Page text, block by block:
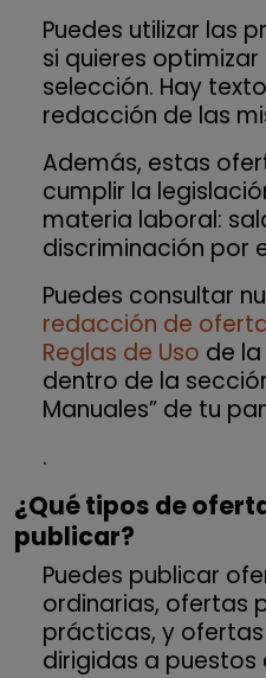
Puedes utilizar las
si quieres
selección. Hay
redacción de las
Además, estas
cumplir la
materia laboral:
discriminación por
Puedes consultar
redacción de
Reglas de Uso de
dentro de la
Manuales” de tu
.
¿Qué tipos de
publicar?
Puedes publicar
ordinarias, ofertas
prácticas, y ofertas
dirigidas a puestos